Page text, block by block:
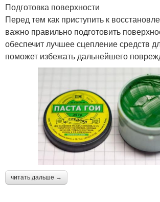
Подготовка поверхности
Перед тем как приступить к
важно правильно подготовить
обеспечит лучшее сцепление средств
поможет избежать дальнейшего
читать дальше →